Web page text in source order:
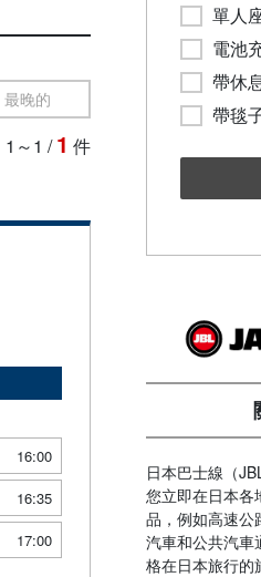
最晚的
1～1 /1 件
16:00
16:35
17:00
單人
電池
帶休
帶毯
日本巴士線（
您立即在日本各
品，例如高速公
汽車和公共汽車
格在日本旅行的